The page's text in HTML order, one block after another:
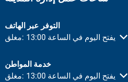
التوفر عبر الهاتف
انقر لإخفاء أوقات الفتح أو الإغلاق الأخرى
مغلق: يفتح اليوم في الساعة 13:00
خدمة المواطن
انقر لإخفاء أوقات الفتح أو الإغلاق الأخرى
مغلق: يفتح اليوم في الساعة 13:00